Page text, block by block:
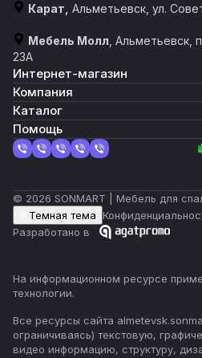
Карат, Альметьевск, ул.
Мебель Молл , Альметьевск,
23А
Интернет-магазин
Компания
Каталог
Помощь
© 2026 SONMART | Мебель для
Темная тема
Разработано в
На информационном ресурсе
технологии.
Все ресурсы сайта
ограничиваясь) текстовую,
видео информацию, структуру,